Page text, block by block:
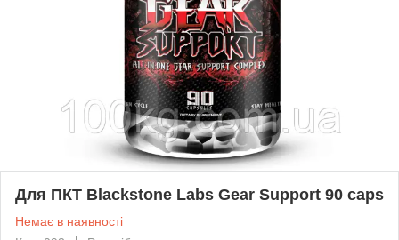
Для ПКТ Blackstone Labs Gear Support 90 caps
Немає в наявності